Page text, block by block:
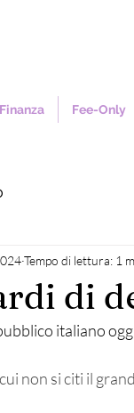
Fee-Only
di
Tempo di lettura: 1
italiano
non si citi il